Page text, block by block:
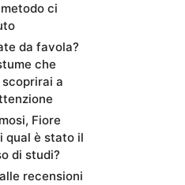
ci
da favola?
che
a
Fiore
qual è stato il
di studi?
recensioni